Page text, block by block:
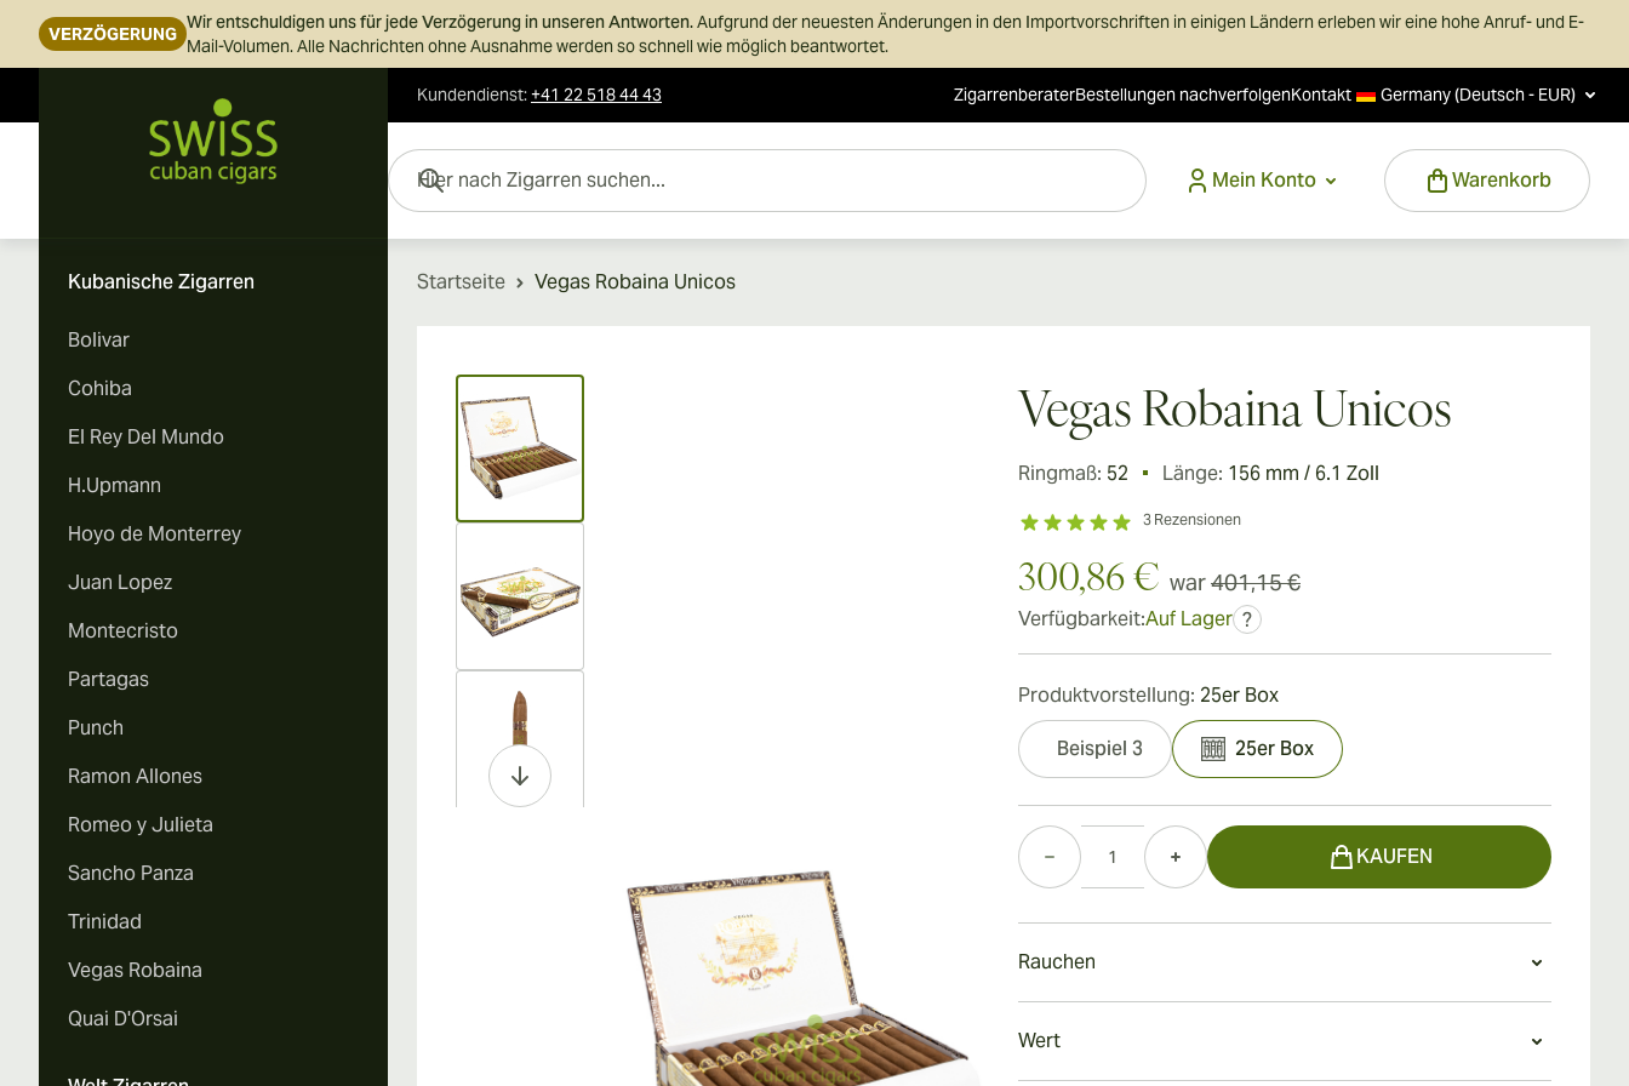
VERZÖGERUNG
Wir entschuldigen uns für jede Verzögerung in unseren Antworten.Aufgrund der neuesten Änderungen in den Importvorschriften in einigen Ländern erleben wir eine hohe Anruf- und E-
Mail-Volumen. Alle Nachrichten ohne Ausnahme werden so schnell wie möglich beantwortet.
Kundendienst:+41 22 518 44 43 ZigarrenberaterBestellungen nachverfolgenKontakt Germany (Deutsch - EUR)
Mein Konto
Warenkorb
Hier nach Zigarren suchen...
Kubanische Zigarren
Bolivar
Cohiba
El Rey Del Mundo
H.Upmann
Hoyo de Monterrey
Juan Lopez
Montecristo
Partagas
Punch
Ramon Allones
Romeo y Julieta
Sancho Panza
Trinidad
Vegas Robaina
Quai D'Orsai
Startseite Vegas Robaina Unicos
View larger image
View larger image
Vegas Robaina Unicos
Ringmaß: 52 Länge: 156 mm / 6.1 Zoll
3 Rezensionen
300,86 € war401,15 €
Verfügbarkeit:Auf Lager ?
Produktvorstellung: 25er Box
Beispiel 3 25er Box
Menge
KAUFEN
Rauchen
Wert